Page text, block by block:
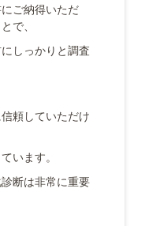
ご納得いただ
で、
しっかりと調査
頼していただけ
います。
断は非常に重要